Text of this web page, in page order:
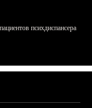
психдиспансера